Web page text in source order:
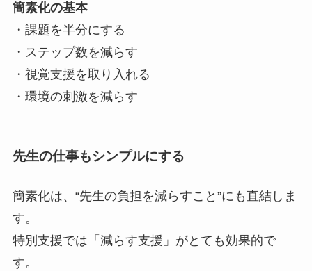
簡素化の基本
・課題を半分にする
・ステップ数を減らす
・視覚支援を取り入れる
・環境の刺激を減らす
先生の仕事もシンプルにする
簡素化は、“先生の負担を減らすこと”にも直結しま
す。
特別支援では「減らす支援」がとても効果的で
す。